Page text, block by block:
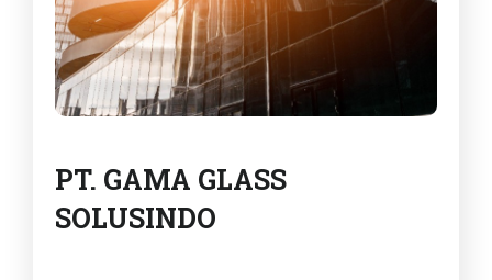
PT. GAMA GLASS
SOLUSINDO